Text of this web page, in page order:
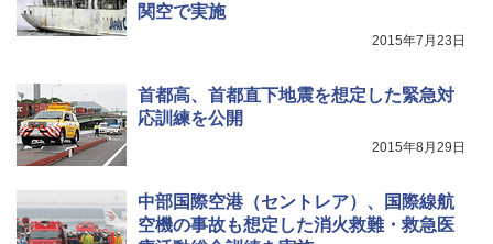
関空で実施
2015年7月23日
首都高、首都直下地震を想定した緊急対
応訓練を公開
2015年8月29日
中部国際空港（セントレア）、国際線航
空機の事故も想定した消火救難・救急医